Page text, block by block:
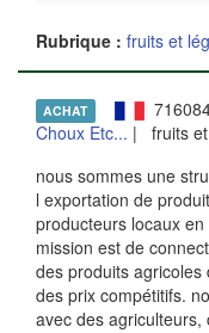
Rubrique : fruits et
ACHAT
Choux Etc... | fruits et
nous sommes une
l exportation de
producteurs locaux
mission est de
des produits
des prix compétitifs.
avec des agriculteurs,